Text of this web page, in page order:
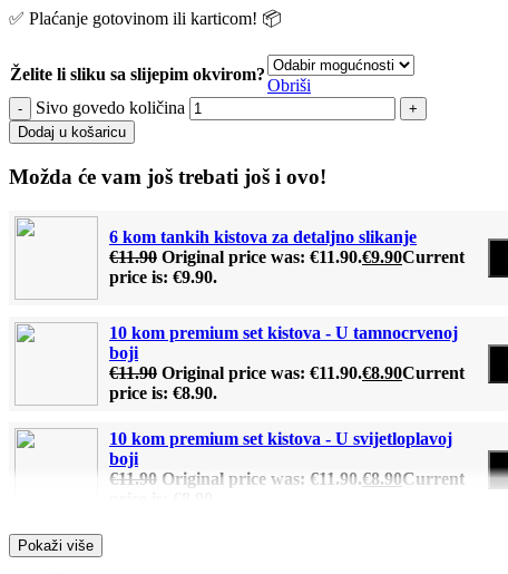
✅ Plaćanje gotovinom ili karticom! 📦
Želite li sliku sa slijepim okvirom?
Obriši
Sivo govedo količina
Dodaj u košaricu
Možda će vam još trebati još i ovo!
6 kom tankih kistova za detaljno slikanje
€11.90 Original price was: €11.90.€9.90Current
price is: €9.90.
10 kom premium set kistova - U tamnocrvenoj
boji
€11.90 Original price was: €11.90.€8.90Current
price is: €8.90.
10 kom premium set kistova - U svijetloplavoj
boji
€11.90 Original price was: €11.90.€8.90Current
Pokaži više